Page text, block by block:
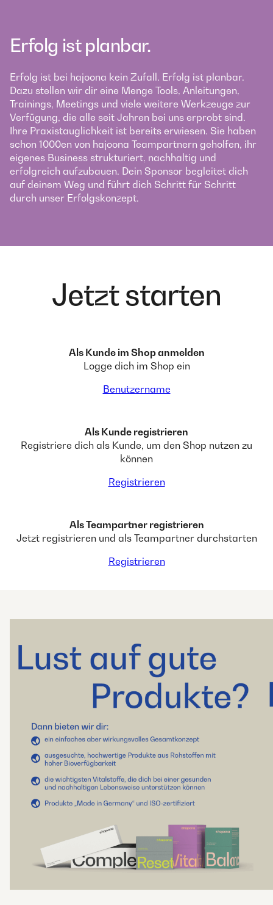
Erfolg ist planbar.
Erfolg ist bei hajoona kein Zufall. Erfolg ist planbar.
Dazu stellen wir dir eine Menge Tools, Anleitungen,
Trainings, Meetings und viele weitere Werkzeuge zur
Verfügung, die alle seit Jahren bei uns erprobt sind.
Ihre Praxistauglichkeit ist bereits erwiesen. Sie haben
schon 1000en von hajoona Teampartnern geholfen, ihr
eigenes Business strukturiert, nachhaltig und
erfolgreich aufzubauen. Dein Sponsor begleitet dich
auf deinem Weg und führt dich Schritt für Schritt
durch unser Erfolgskonzept.
Jetzt starten
Als Kunde im Shop anmelden
Logge dich im Shop ein
Benutzername
Als Kunde registrieren
Registriere dich als Kunde, um den Shop nutzen zu
können
Registrieren
Als Teampartner registrieren
Jetzt registrieren und als Teampartner durchstarten
Registrieren